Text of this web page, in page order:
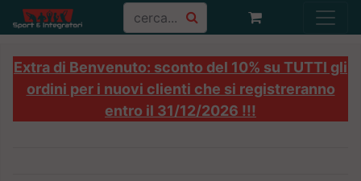
Extra di Benvenuto: sconto del 10% su TUTTI gli
ordini per i nuovi clienti che si registreranno
entro il 31/12/2026 !!!